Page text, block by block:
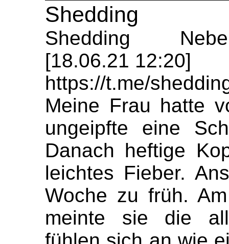
Shedding
Shedding
[18.06.21 12:20]
https://t.me/
Meine Frau hatte
ungeipfte eine
Danach heftige
leichtes Fieber.
Woche zu früh.
meinte sie die